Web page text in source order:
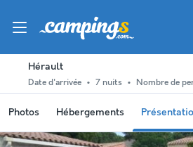
Hérault
Date d'arrivée 7 nuits Nombre de
Photos Hébergements